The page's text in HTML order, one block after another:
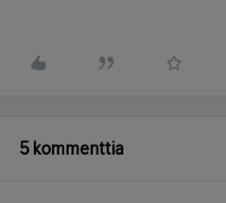
5 kommenttia